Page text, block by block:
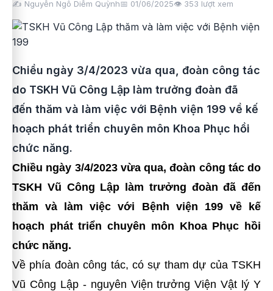
✍️ Nguyễn Ngô Diễm Quỳnh📅 01/06/2025👁️ 353 lượt xem
Chiều ngày 3/4/2023 vừa qua, đoàn công tác
do TSKH Vũ Công Lập làm trưởng đoàn đã
đến thăm và làm việc với Bệnh viện 199 về kế
hoạch phát triển chuyên môn Khoa Phục hồi
chức năng.
Chiều ngày 3/4/2023 vừa qua, đoàn công tác do
TSKH Vũ Công Lập làm trưởng đoàn đã đến
thăm và làm việc với Bệnh viện 199 về
kế
hoạch phát triển chuyên môn Khoa Phục hồi
chức năng.
Về phía đoàn công tác, có sự tham dự của TSKH
Vũ Công Lập - nguyên Viện trưởng Viện Vật lý Y